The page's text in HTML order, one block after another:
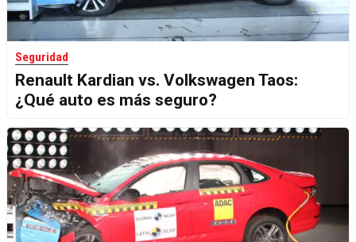
Seguridad
Renault Kardian vs. Volkswagen Taos:
¿Qué auto es más seguro?